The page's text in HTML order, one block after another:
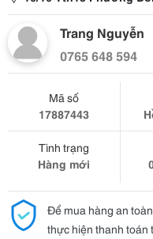
Trang Nguyễn
0765 648 594
Mã số
17887443
Tình trạng
Hàng mới
Để mua hàng an
thực hiện thanh